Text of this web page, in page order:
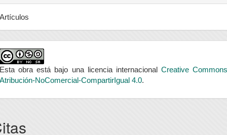
Artículos
Esta obra está bajo una licencia internacional Creative Commons
Atribución-NoComercial-CompartirIgual 4.0.